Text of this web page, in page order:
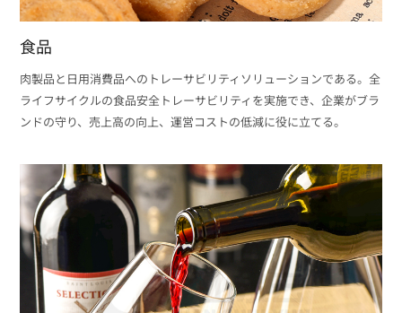
食品
肉製品と日用消費品へのトレーサビリティソリューションである。全
ライフサイクルの食品安全トレーサビリティを実施でき、企業がブラ
ンドの守り、売上高の向上、運営コストの低減に役に立てる。